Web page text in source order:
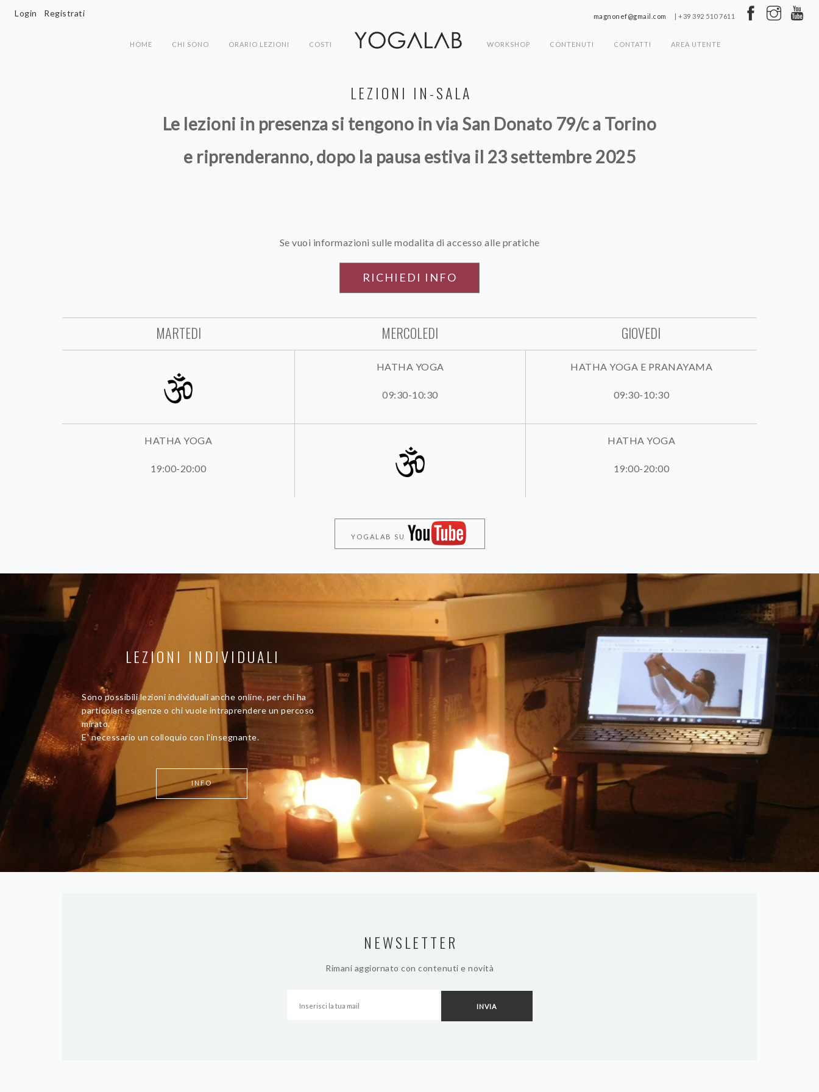
Login Registrati magnonef@gmail.com | +39 392 510 7611
HOME CHI SONO ORARIO LEZIONI COSTI WORKSHOP CONTENUTI CONTATTI AREA UTENTE
LEZIONI IN-SALA
Le lezioni in presenza si tengono in via San Donato 79/c a Torino
e riprenderanno, dopo la pausa estiva il 23 settembre 2025
Se vuoi informazioni sulle modalita di accesso alle pratiche
RICHIEDI INFO
MARTEDI MERCOLEDI GIOVEDI
HATHA YOGA
09:30-10:30
HATHA YOGA E PRANAYAMA
09:30-10:30
HATHA YOGA
19:00-20:00
HATHA YOGA
19:00-20:00
YOGALAB SU
LEZIONI INDIVIDUALI
Sono possibili lezioni individuali anche online, per chi ha
particolari esigenze o chi vuole intraprendere un percoso
mirato.
E' necessario un colloquio con l'insegnante.
INFO
NEWSLETTER
Rimani aggiornato con contenuti e novità